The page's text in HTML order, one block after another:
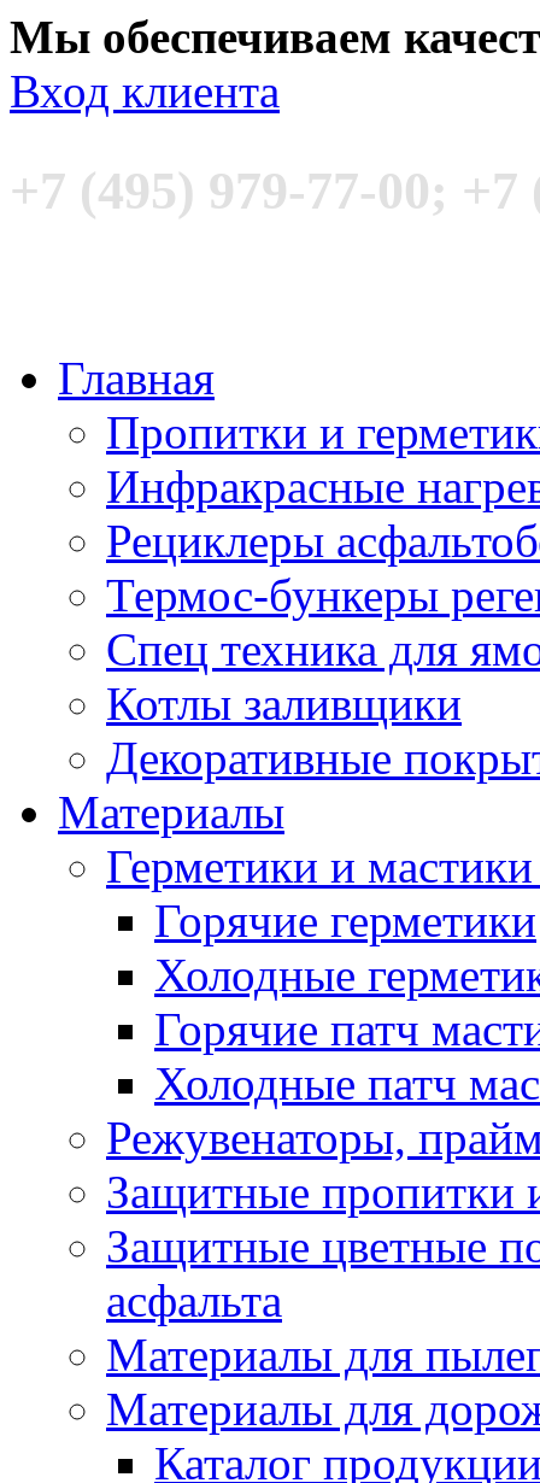
Мы обеспечиваем
Вход клиента
+7 (495) 979-77-00; +7
Главная
Пропитки и
Инфракрасные
Рециклеры
Термос-бункеры
Спец техника для
Котлы заливщики
Декоративные
Материалы
Герметики и
Горячие герметики
Холодные
Горячие патч
Холодные патч
Режувенаторы,
Защитные пропитки
Защитные цветные
асфальта
Материалы для
Материалы для
Каталог